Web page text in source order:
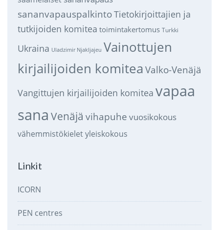
sananvapauspalkintoTietokirjoittajien ja
tutkijoiden komitea toimintakertomus Turkki
Ukraina Uladzimir Njakljajeu Vainottujen
kirjailijoiden komitea Valko-Venäjä
Vangittujen kirjailijoiden komitea vapaa
sana Venäjä vihapuhe vuosikokous
vähemmistökieletyleiskokous
Linkit
ICORN
PEN centres